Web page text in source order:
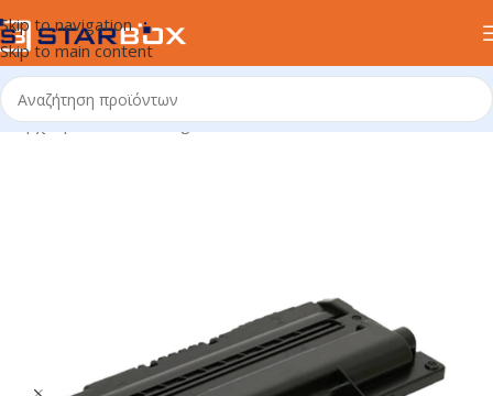
Skip to navigation
Skip to main content
Αρχική σελίδα/uncategorized